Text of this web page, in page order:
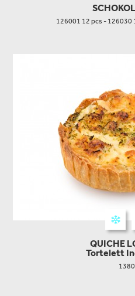
126001 12 pcs - 126030
QUICHE
Tortelett